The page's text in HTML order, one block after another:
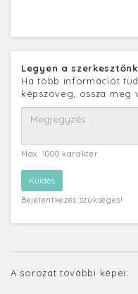
Legyen a
Ha több információt
képszöveg, ossza meg
Max. 1000 karakter
Bejelentkezés szükséges!
A sorozat további képei: